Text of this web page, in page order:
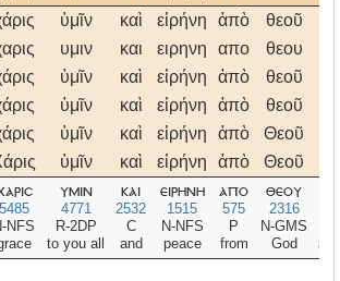
ὑμῖν καὶ εἰρήνη ἀπὸ θεοῦ
υμιν και ειρηνη απο θεου
ὑμῖν καὶ εἰρήνη ἀπὸ θεοῦ
ὑμῖν καὶ εἰρήνη ἀπὸ θεοῦ
ὑμῖν καὶ εἰρήνη ἀπὸ Θεοῦ
ὑμῖν καὶ εἰρήνη ἀπὸ Θεοῦ
5485
NFS
υμιν
4771
R-2DP
to you all
και
2532
C
and
ειρηνη
1515
N-NFS
peace
απο
575
P
from
θεου
2316
N-GMS
God
the